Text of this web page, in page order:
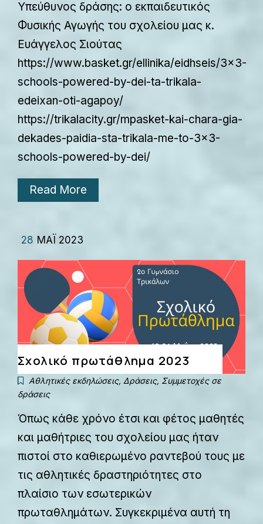
Υπεύθυνος δράσης: ο εκπαιδευτικός
Φυσικής Αγωγής του σχολείου μας κ.
Ευάγγελος Σιούτας
https://www.basket.gr/ellinika/eidhseis/3x3-
schools-powered-by-dei-ta-trikala-
edeixan-oti-agapoy/
https://trikalacity.gr/mpasket-kai-chara-gia-
dekades-paidia-sta-trikala-me-to-3x3-
schools-powered-by-dei/
Read More
28 ΜΆΙ 2023
Σχολικό πρωτάθλημα 2023
Αθλητικές εκδηλώσεις, Δράσεις, Συμμετοχές σε
δράσεις
Όπως κάθε χρόνο έτσι και φέτος μαθητές
και μαθήτριες του σχολείου μας ήταν
πιστοί στο καθιερωμένο ραντεβού τους με
τις αθλητικές δραστηριότητες στο
πλαίσιο των εσωτερικών
πρωταθλημάτων. Συγκεκριμένα αυτή τη